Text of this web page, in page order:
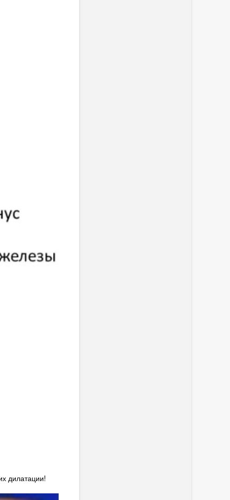
дилатации!